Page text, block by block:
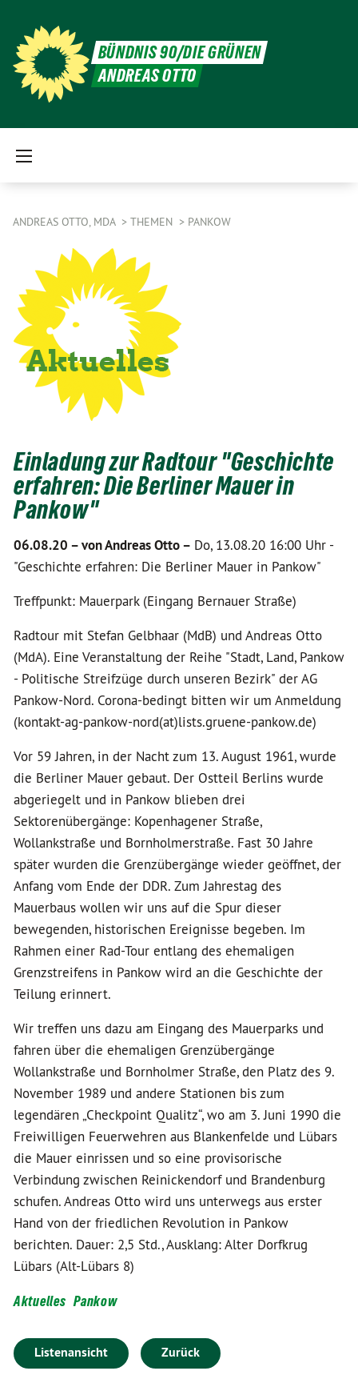
BÜNDNIS 90/DIE GRÜNEN
ANDREAS OTTO
ANDREAS OTTO, MDA THEMEN PANKOW
Einladung zur Radtour "Geschichte
erfahren: Die Berliner Mauer in
Pankow"
06.08.20 –von Andreas Otto – Do, 13.08.20 16:00 Uhr -
"Geschichte erfahren: Die Berliner Mauer in Pankow"
Treffpunkt: Mauerpark (Eingang Bernauer Straße)
Radtour mit Stefan Gelbhaar (MdB) und Andreas Otto
(MdA). Eine Veranstaltung der Reihe "Stadt, Land, Pankow
- Politische Streifzüge durch unseren Bezirk" der AG
Pankow-Nord. Corona-bedingt bitten wir um Anmeldung
(kontakt-ag-pankow-nord(at)lists.gruene-pankow.de)
Vor 59 Jahren, in der Nacht zum 13. August 1961, wurde
die Berliner Mauer gebaut. Der Ostteil Berlins wurde
abgeriegelt und in Pankow blieben drei
Sektorenübergänge: Kopenhagener Straße,
Wollankstraße und Bornholmerstraße. Fast 30 Jahre
später wurden die Grenzübergänge wieder geöffnet, der
Anfang vom Ende der DDR. Zum Jahrestag des
Mauerbaus wollen wir uns auf die Spur dieser
bewegenden, historischen Ereignisse begeben. Im
Rahmen einer Rad-Tour entlang des ehemaligen
Grenzstreifens in Pankow wird an die Geschichte der
Teilung erinnert.
Wir treffen uns dazu am Eingang des Mauerparks und
fahren über die ehemaligen Grenzübergänge
Wollankstraße und Bornholmer Straße, den Platz des 9.
November 1989 und andere Stationen bis zum
legendären „Checkpoint Qualitz“, wo am 3. Juni 1990 die
Freiwilligen Feuerwehren aus Blankenfelde und Lübars
die Mauer einrissen und so eine provisorische
Verbindung zwischen Reinickendorf und Brandenburg
schufen. Andreas Otto wird uns unterwegs aus erster
Hand von der friedlichen Revolution in Pankow
berichten. Dauer: 2,5 Std., Ausklang: Alter Dorfkrug
Lübars (Alt-Lübars 8)
Aktuelles Pankow
Listenansicht Zurück